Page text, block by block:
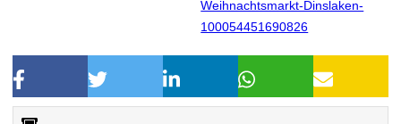
Weihnachtsmarkt-Dinslaken-
100054451690826